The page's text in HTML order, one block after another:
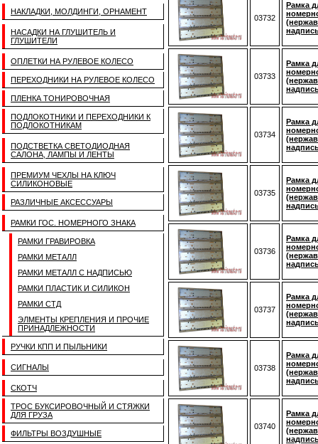
НАКЛАДКИ, МОЛДИНГИ, ОРНАМЕНТ
НАСАДКИ НА ГЛУШИТЕЛЬ И
ГЛУШИТЕЛИ
ОПЛЕТКИ НА РУЛЕВОЕ КОЛЕСО
ПЕРЕХОДНИКИ НА РУЛЕВОЕ КОЛЕСО
ПЛЕНКА ТОНИРОВОЧНАЯ
ПОДЛОКОТНИКИ И ПЕРЕХОДНИКИ К
ПОДЛОКОТНИКАМ
ПОДСТВЕТКА СВЕТОДИОДНАЯ
САЛОНА, ЛАМПЫ И ЛЕНТЫ
ПРЕМИУМ ЧЕХЛЫ НА КЛЮЧ
СИЛИКОНОВЫЕ
РАЗЛИЧНЫЕ АКСЕССУАРЫ
РАМКИ ГОС. НОМЕРНОГО ЗНАКА
РАМКИ ГРАВИРОВКА
РАМКИ МЕТАЛЛ
РАМКИ МЕТАЛЛ С НАДПИСЬЮ
РАМКИ ПЛАСТИК И СИЛИКОН
РАМКИ СТД
ЭЛМЕНТЫ КРЕПЛЕНИЯ И ПРОЧИЕ
ПРИНАДЛЕЖНОСТИ
РУЧКИ КПП И ПЫЛЬНИКИ
СИГНАЛЫ
СКОТЧ
ТРОС БУКСИРОВОЧНЫЙ И СТЯЖКИ
ДЛЯ ГРУЗА
ФИЛЬТРЫ ВОЗДУШНЫЕ
03732
Рамка
03733
Рамка
03734
Рамка
03735
Рамка
03736
Рамка
03737
Рамка
03738
Рамка
03740
Рамка